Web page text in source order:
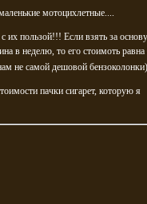
мотоцихлетные....
их пользой!!! Если взять за основу
в неделю, то его стоимоть равна
не самой дешовой бензоколонки)
пачки сигарет, которую я